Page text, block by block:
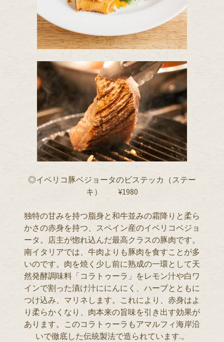
◎イベリコ豚ベジョータのビステッカ（ステー
キ） ¥1980
独特の甘みを持つ脂身と和牛並みの霜降りと柔ら
かさの赤身を持つ、スペイン産のイベリコベジョ
ータ。店主が惚れ込んだ最高クラスの豚肉です。
南イタリアでは、牛肉よりも豚肉を食すことが多
いのです。肉を焼く少し前に熟成の一環として天
然発酵調味料「コラトゥーラ」をレモン汁や白ワ
インで割った漬け汁ににんにく、ハーブとともに
つけ込み、マリネします。これにより、赤身はよ
り柔らかくなり、肉本来の旨味を引き出す効果が
あります。このコラトゥーラもアマルフィ海岸沿
いで徹底した伝統製法で造られています.。